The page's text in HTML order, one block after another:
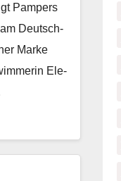
Pampers
Deutsch­
Marke
Ele­